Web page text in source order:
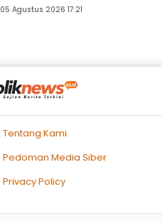
05 Agustus 2026 17:21
Tentang Kami
Pedoman Media Siber
Privacy Policy